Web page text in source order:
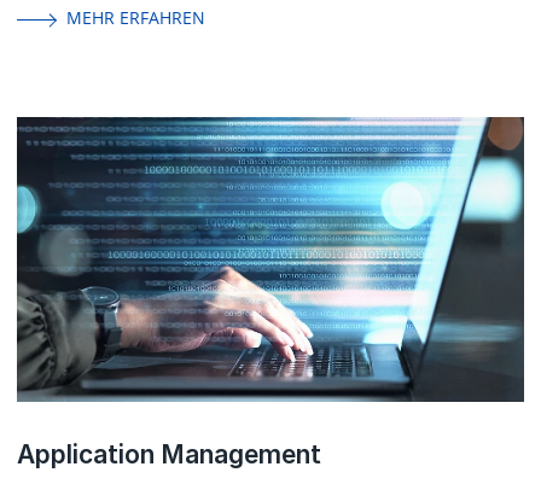
MEHR ERFAHREN
Application Management